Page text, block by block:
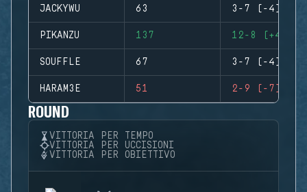
JACKYWU 63 3-7 (-4)
PIKANZU 137 12-8 (+4)
SOUFFLE 67 3-7 (-4)
HARAM3E 51 2-9 (-7)
ROUND
VITTORIA PER TEMPO
VITTORIA PER UCCISIONI
VITTORIA PER OBIETTIVO